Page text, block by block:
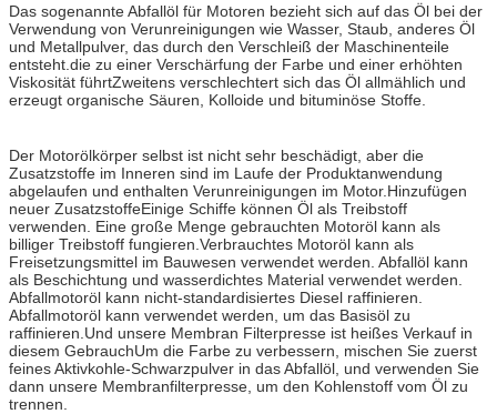
Das sogenannte Abfallöl für Motoren bezieht sich auf das Öl bei der
Verwendung von Verunreinigungen wie Wasser, Staub, anderes Öl
und Metallpulver, das durch den Verschleiß der Maschinenteile
entsteht.die zu einer Verschärfung der Farbe und einer erhöhten
Viskosität führtZweitens verschlechtert sich das Öl allmählich und
erzeugt organische Säuren, Kolloide und bituminöse Stoffe.
Der Motorölkörper selbst ist nicht sehr beschädigt, aber die
Zusatzstoffe im Inneren sind im Laufe der Produktanwendung
abgelaufen und enthalten Verunreinigungen im Motor.Hinzufügen
neuer ZusatzstoffeEinige Schiffe können Öl als Treibstoff
verwenden. Eine große Menge gebrauchten Motoröl kann als
billiger Treibstoff fungieren.Verbrauchtes Motoröl kann als
Freisetzungsmittel im Bauwesen verwendet werden. Abfallöl kann
als Beschichtung und wasserdichtes Material verwendet werden.
Abfallmotoröl kann nicht-standardisiertes Diesel raffinieren.
Abfallmotoröl kann verwendet werden, um das Basisöl zu
raffinieren.Und unsere Membran Filterpresse ist heißes Verkauf in
diesem GebrauchUm die Farbe zu verbessern, mischen Sie zuerst
feines Aktivkohle-Schwarzpulver in das Abfallöl, und verwenden Sie
dann unsere Membranfilterpresse, um den Kohlenstoff vom Öl zu
trennen.